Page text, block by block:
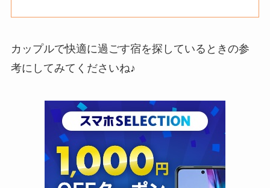
カップルで快適に過ごす宿を探しているときの参
考にしてみてくださいね♪